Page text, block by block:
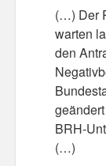
Business
Design is
The Others
Money
GTD and shit
(…) Der
warten
den
BRH-
(…)